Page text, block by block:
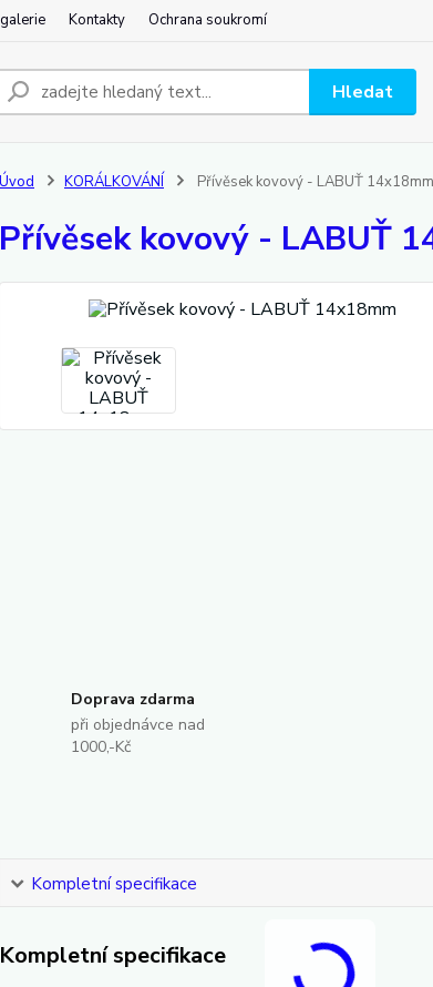
Kontakty Ochrana soukromí
Hledat
Úvod KORÁLKOVÁNÍ Přívěsek kovový - LABUŤ 14x18mm
Přívěsek kovový - LABUŤ
Doprava zdarma
při objednávce nad
1000,-Kč
Kompletní specifikace
Kompletní specifikace